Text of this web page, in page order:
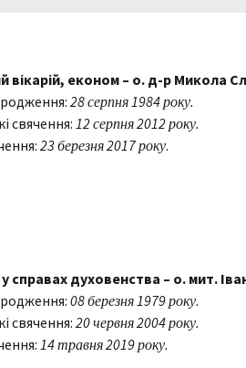
вікарій, економ – о. д-р Микола
28 серпня 1984 року.
свячення: 12 серпня 2012 року.
23 березня 2017 року.
справах духовенства – о. мит.
08 березня 1979 року.
свячення:20 червня 2004 року.
14 травня 2019 року.